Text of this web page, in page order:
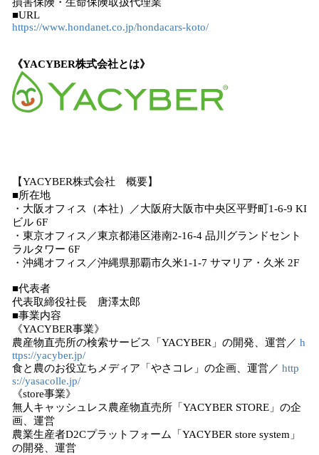
■URL
https://www.hondanet.co.jp/hondacars-koto/
《YACYBER株式会社とは》
【YACYBER株式会社 概要】
■所在地
・大阪オフィス（本社）／大阪府大阪市中央区平野町1-6-9 KI
ビル 6F
・東京オフィス／東京都港区港南2-16-4 品川グランドセント
ラルタワー 6F
・沖縄オフィス／沖縄県那覇市久米1-1-7 サマリア・久米 2F
■代表者
代表取締役社長 唐澤太郎
■事業内容
《YACYBER事業》
農産物直売所の検索サービス「YACYBER」の開発、運営／ h
ttps://yacyber.jp/
食と農のお役立ちメディア「やさコレ」の企画、運営／ http
s://yasacolle.jp/
《store事業》
無人キャッシュレス農産物直売所「YACYBER STORE」の企
画、運営
農業生産者D2Cプラットフォーム「YACYBER store system」
の開発、運営